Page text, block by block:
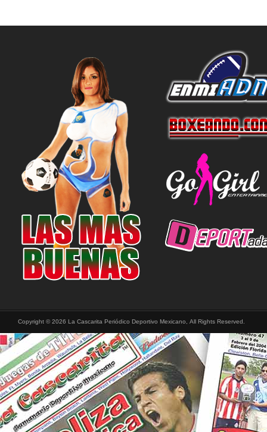
Copyright © 2026 La Cascarita Periódico Deportivo Mexicano, All Rights Reserved.